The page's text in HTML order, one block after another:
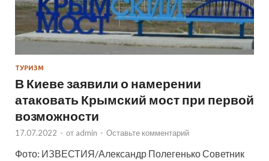
ТУРИЗМ
В Киеве заявили о намерении
атаковать Крымский мост при первой
возможности
17.07.2022 - от admin - Оставьте комментарий
Фото: ИЗВЕСТИЯ/Александр Полегенько Советник